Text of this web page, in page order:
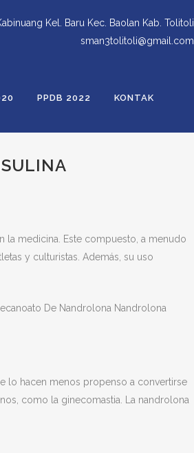
Kel. Baru Kec. Baolan Kab. Tolitoli
sman3tolitoli@gmail.com
PPDB 2022 KONTAK
medicina. Este compuesto, a menudo
y culturistas. Además, su uso
De Nandrolona Nandrolona
lo hacen menos propenso a convertirse
como la ginecomastia. La nandrolona